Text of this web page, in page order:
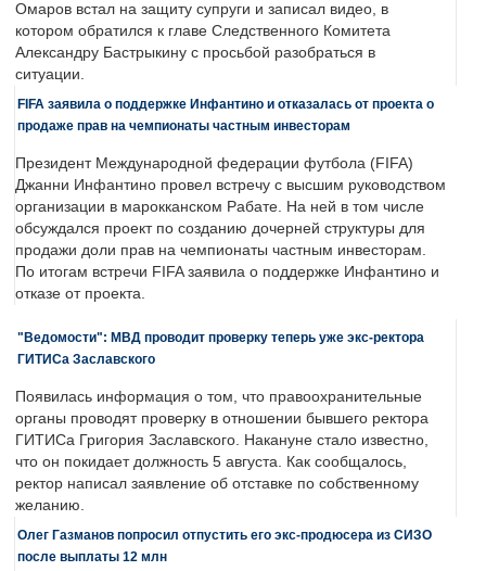
Омаров встал на защиту супруги и записал видео, в
котором обратился к главе Следственного Комитета
Александру Бастрыкину с просьбой разобраться в
ситуации.
FIFA заявила о поддержке Инфантино и отказалась от проекта о
продаже прав на чемпионаты частным инвесторам
Президент Международной федерации футбола (FIFA)
Джанни Инфантино провел встречу с высшим руководством
организации в марокканском Рабате. На ней в том числе
обсуждался проект по созданию дочерней структуры для
продажи доли прав на чемпионаты частным инвесторам.
По итогам встречи FIFA заявила о поддержке Инфантино и
отказе от проекта.
"Ведомости": МВД проводит проверку теперь уже экс-ректора
ГИТИСа Заславского
Появилась информация о том, что правоохранительные
органы проводят проверку в отношении бывшего ректора
ГИТИСа Григория Заславского. Накануне стало известно,
что он покидает должность 5 августа. Как сообщалось,
ректор написал заявление об отставке по собственному
желанию.
Олег Газманов попросил отпустить его экс-продюсера из СИЗО
после выплаты 12 млн